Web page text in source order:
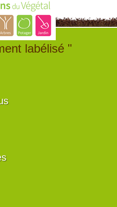
labélisé "